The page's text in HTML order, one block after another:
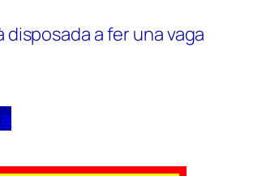
a fer una vaga